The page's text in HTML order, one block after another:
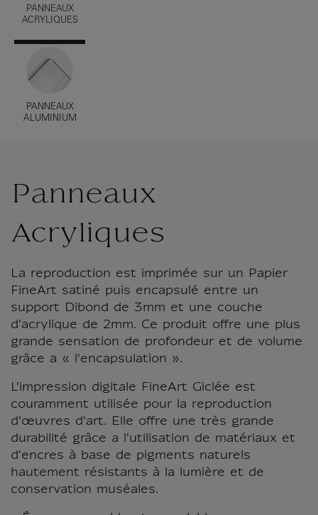
PANNEAUX
ACRYLIQUES
PANNEAUX
ALUMINIUM
Panneaux
Acryliques
La reproduction est imprimée sur un Papier
FineArt satiné puis encapsulé entre un
support Dibond de 3mm et une couche
d'acrylique de 2mm. Ce produit offre une plus
grande sensation de profondeur et de volume
grâce a « l'encapsulation ».
L'impression digitale FineArt Giclée est
couramment utilisée pour la reproduction
d'œuvres d'art. Elle offre une très grande
durabilité grâce a l'utilisation de matériaux et
d'encres à base de pigments naturels
hautement résistants à la lumière et de
conservation muséales.